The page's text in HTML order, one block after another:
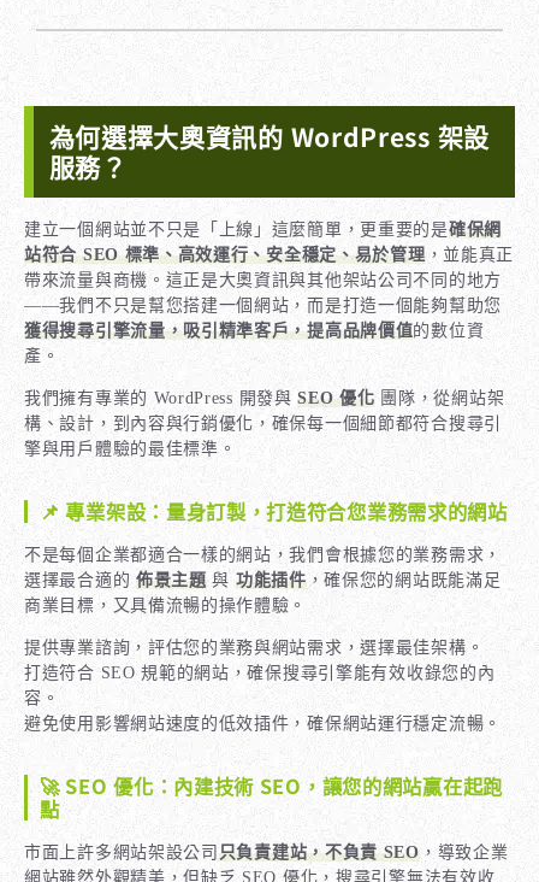
為何選擇大奧資訊的 WordPress 架設
服務？
建立一個網站並不只是「上線」這麼簡單，更重要的是確保網
站符合 SEO 標準、高效運行、安全穩定、易於管理，並能真正
帶來流量與商機。這正是大奧資訊與其他架站公司不同的地方
——我們不只是幫您搭建一個網站，而是打造一個能夠幫助您
獲得搜尋引擎流量，吸引精準客戶，提高品牌價值的數位資
產。
我們擁有專業的 WordPress 開發與SEO 優化團隊，從網站架
構、設計，到內容與行銷優化，確保每一個細節都符合搜尋引
擎與用戶體驗的最佳標準。
📌 專業架設：量身訂製，打造符合您業務需求的網站
不是每個企業都適合一樣的網站，我們會根據您的業務需求，
選擇最合適的 佈景主題與 功能插件，確保您的網站既能滿足
商業目標，又具備流暢的操作體驗。
提供專業諮詢，評估您的業務與網站需求，選擇最佳架構。
打造符合 SEO 規範的網站，確保搜尋引擎能有效收錄您的內
容。
避免使用影響網站速度的低效插件，確保網站運行穩定流暢。
🚀 SEO 優化：內建技術 SEO，讓您的網站贏在起跑
點
市面上許多網站架設公司 只負責建站，不負責 SEO，導致企業
網站雖然外觀精美，但缺乏 SEO 優化，搜尋引擎無法有效收